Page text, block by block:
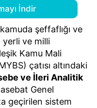
İndir
şeffaflığı ve
yerli ve milli
Kamu Mali
çatısı altındaki
ve İleri Analitik
Genel
geçirilen sistem